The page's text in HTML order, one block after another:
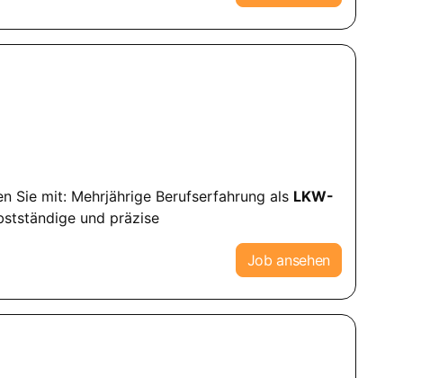
Sie mit: Mehrjährige Berufserfahrung als LKW-
und präzise
Job ansehen